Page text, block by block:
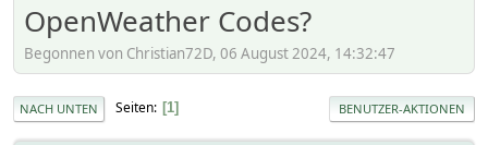
OpenWeather Codes?
Begonnen von Christian72D, 06 August 2024, 14:32:47
NACH UNTEN Seiten 1 BENUTZER-AKTIONEN